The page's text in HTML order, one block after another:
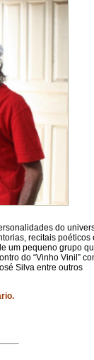
do
recitais poéticos
um pequeno grupo
do “Vinho Vinil”
Silva entre outros